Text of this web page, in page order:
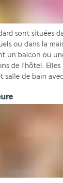
sont situées
ou dans la
un balcon ou
de l'hôtel.
salle de bain